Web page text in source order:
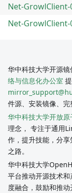
Net-GrowlClient-
Net-
华中科技大学开源镜
络与信息化办公室
件源、安装镜像、完
华中科技大学开放
理念， 专注于通用
作，提升技能，分
之路。
华中科技大学
平台推动开源技术
度融合，鼓励和推